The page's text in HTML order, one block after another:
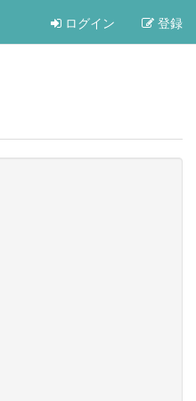
ログイン 登録